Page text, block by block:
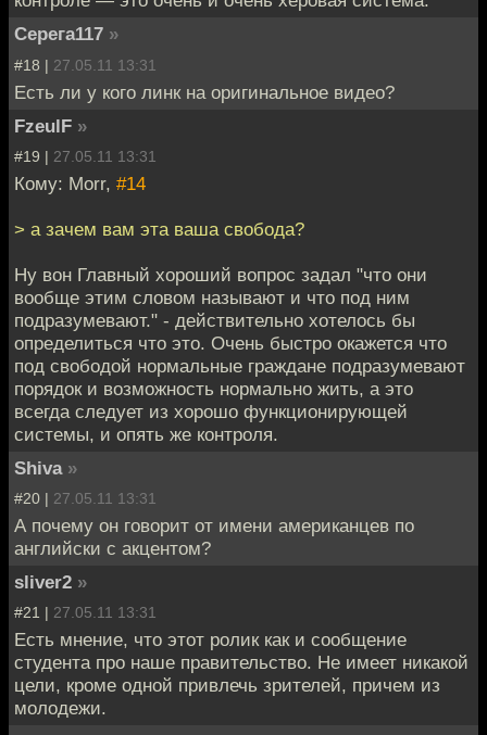
Серега117 »
#18 | 27.05.11 13:31
Есть ли у кого линк на оригинальное видео?
FzeulF »
#19 | 27.05.11 13:31
Кому: Morr, #14
> а зачем вам эта ваша свобода?
Ну вон Главный хороший вопрос задал "что они
вообще этим словом называют и что под ним
подразумевают." - действительно хотелось бы
определиться что это. Очень быстро окажется что
под свободой нормальные граждане подразумевают
порядок и возможность нормально жить, а это
всегда следует из хорошо функционирующей
системы, и опять же контроля.
Shiva »
#20 | 27.05.11 13:31
А почему он говорит от имени американцев по
английски с акцентом?
sliver2 »
#21 | 27.05.11 13:31
Есть мнение, что этот ролик как и сообщение
студента про наше правительство. Не имеет никакой
цели, кроме одной привлечь зрителей, причем из
молодежи.